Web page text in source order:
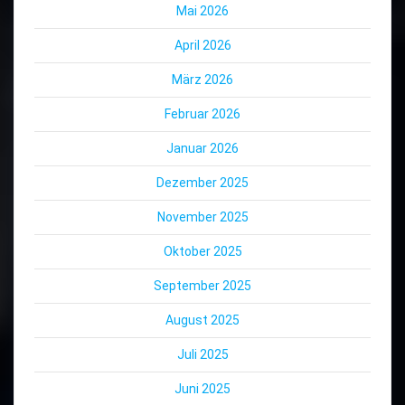
Mai 2026
April 2026
März 2026
Februar 2026
Januar 2026
Dezember 2025
November 2025
Oktober 2025
September 2025
August 2025
Juli 2025
Juni 2025